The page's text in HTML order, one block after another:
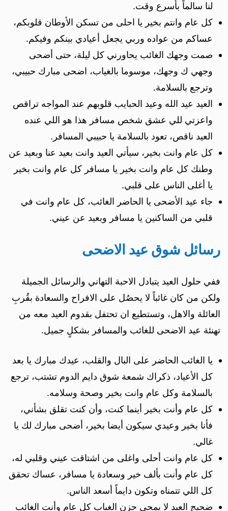
لنا سالماً بأسرع وقت.
كل عام وانتم بخير يا احلى من تسكن الأوطان قلوبكم،
عساكم من عواده وربي يجعل أعيادي بينكم وفيكم.
صمت وجهك الغائب يحاورني كل ليلة، حتى أضحى
وجهي ك وجهك، موسوما بالغياب، اضحى مبارك حبيبي،
وترجع بالسلامة.
العيد عيد الله وعيد الحبايب قلوبهم عند المواجه تراقص
واعزتي للي عشق شخص مسافر هذا هو اللي عنده
العيد ناقص، تعود بالسلامة يا حبيبي المسافر.
كل عام وانت بخير، سيأتي العيد وانت بعيد عنا وبعيد عن
وطنك كل عام وانت بخير يا مسافر كل عام وانت بخير
يا أغلى الناس على قلبي.
جاء عيد الأضحى يا الحاضر الغائب، كل عام وانت في
قلبي من الساكنين يا مسافر وبعيد عن عيني.
رسائل شوق عيد الاضحى
ففي حلول العيد يتبادل الاحبة التهاني والرسائل الجميلة
ولكن من كان غائباً لا يحصُل على الافراح والسعادة بقُربِ
العائلة والاهل، وتستطيع ان تحتفل بقدوم العيد معه من
تهنئة عيد الاضحى للغائب والمسافر بشكلٍ جميل.
يا الغائب الحاضر على البال والقلب، عيدك مبارك يا بعد
كل الأعياد، ذكراك شمعة شوق دايم الدوم تشتب، ترجع
بالسلامة وكل عام وانت بخير وصحة وسلامه.
كل عام وأنت بخير أينما كنت، وأن كنت تقلق بشأني،
فأنا بخير وعيدي سيكون أيضا بخير، أضحى مبارك لك يا
غالي.
كل عام وانت أحلى واغلى من اشتاقت عيني وقلبي له،
كل عام وأنت بألف خير وسعادة يا مسافر، عساك تحقق
كل اللي تتمناه وتكون دايماً أسعد الناس.
ضجيج العيد لا يمحي حزن الغياب كل عام وأنت الغائب